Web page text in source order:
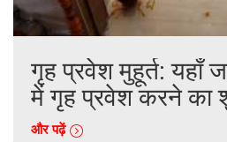
गृह प्रवेश मुहूर्त: यहाँ
में गृह प्रवेश करने का
और पढ़ें